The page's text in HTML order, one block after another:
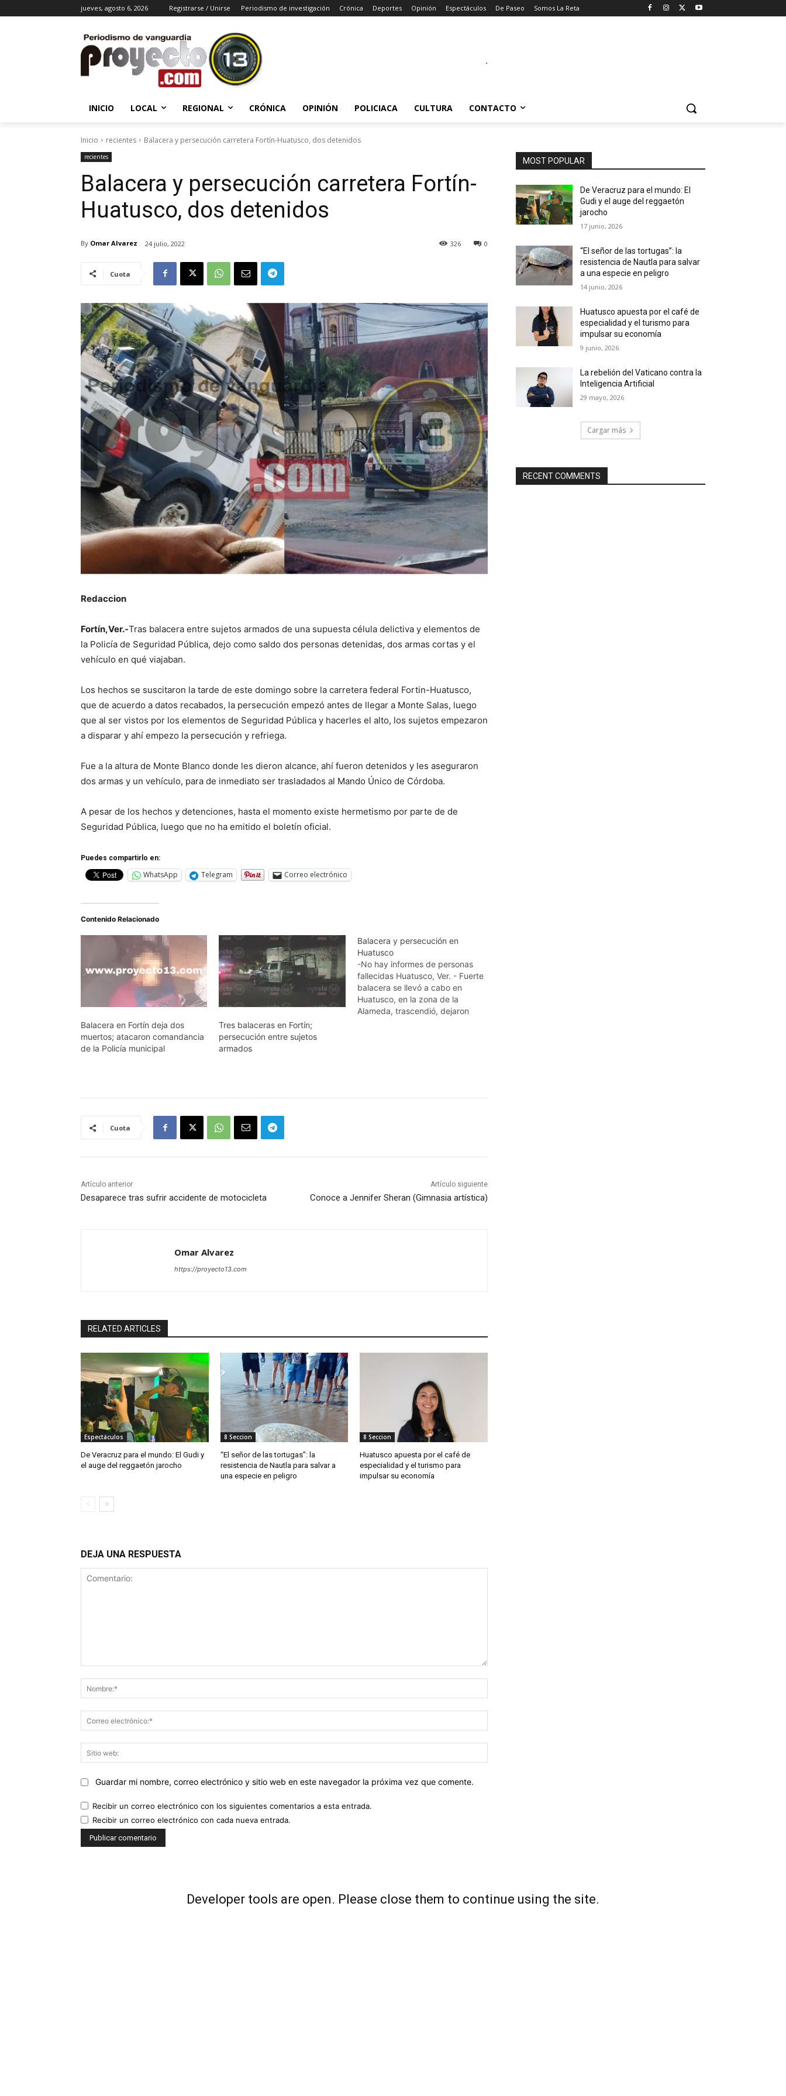
jueves, agosto 6, 2026 Registrarse / Unirse Periodismo de investigación Crónica Deportes Opinión Espectáculos De Paseo Somos La Reta
.
INICIO LOCAL REGIONAL CRÓNICA OPINIÓN POLICIACA CULTURA CONTACTO
Inicio recientes Balacera y persecución carretera Fortín-Huatusco, dos detenidos
recientes
Balacera y persecución carretera Fortín-
Huatusco, dos detenidos
By Omar Alvarez 24 julio, 2022 0
326
Cuota
Redaccion
Fortín,Ver.-Tras balacera entre sujetos armados de una supuesta célula delictiva y elementos de
la Policía de Seguridad Pública, dejo como saldo dos personas detenidas, dos armas cortas y el
vehículo en qué viajaban.
Los hechos se suscitaron la tarde de este domingo sobre la carretera federal Fortin-Huatusco,
que de acuerdo a datos recabados, la persecución empezó antes de llegar a Monte Salas, luego
que al ser vistos por los elementos de Seguridad Pública y hacerles el alto, los sujetos empezaron
a disparar y ahí empezo la persecución y refriega.
Fue a la altura de Monte Blanco donde les dieron alcance, ahí fueron detenidos y les aseguraron
dos armas y un vehículo, para de inmediato ser trasladados al Mando Único de Córdoba.
A pesar de los hechos y detenciones, hasta el momento existe hermetismo por parte de de
Seguridad Pública, luego que no ha emitido el boletín oficial.
Puedes compartirlo en:
WhatsApp Telegram Correo electrónico
Contenido Relacionado
Balacera en Fortín deja dos
muertos; atacaron comandancia
de la Policía municipal
Tres balaceras en Fortín;
persecución entre sujetos
armados
Balacera y persecución en
Huatusco
-No hay informes de personas
fallecidas Huatusco, Ver. - Fuerte
balacera se llevó a cabo en
Huatusco, en la zona de la
Alameda, trascendió, dejaron
Cuota
Artículo anterior
Desaparece tras sufrir accidente de motocicleta
Artículo siguiente
Conoce a Jennifer Sheran (Gimnasia artística)
Omar Alvarez
https://proyecto13.com
RELATED ARTICLES
Espectáculos
De Veracruz para el mundo: El Gudi y
el auge del reggaetón jarocho
8 Seccion
“El señor de las tortugas”: la
resistencia de Nautla para salvar a
una especie en peligro
8 Seccion
Huatusco apuesta por el café de
especialidad y el turismo para
impulsar su economía
DEJA UNA RESPUESTA
electrónico:*
web:
Guardar mi nombre, correo electrónico y sitio web en este navegador la próxima vez que comente.
Recibir un correo electrónico con los siguientes comentarios a esta entrada.
Recibir un correo electrónico con cada nueva entrada.
MOST POPULAR
De Veracruz para el mundo: El
Gudi y el auge del reggaetón
jarocho
17 junio, 2026
“El señor de las tortugas”: la
resistencia de Nautla para salvar
a una especie en peligro
14 junio, 2026
Huatusco apuesta por el café de
especialidad y el turismo para
impulsar su economía
9 junio, 2026
La rebelión del Vaticano contra la
Inteligencia Artificial
29 mayo, 2026
Cargar más
RECENT COMMENTS